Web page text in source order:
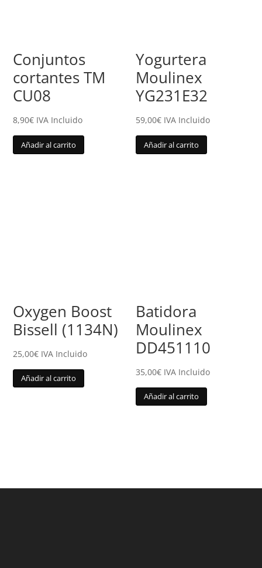
Conjuntos
cortantes TM
CU08
8,90€ IVA Incluido
Añadir al carrito
Yogurtera
Moulinex
YG231E32
59,00€ IVA Incluido
Añadir al carrito
Oxygen Boost
Bissell (1134N)
25,00€ IVA Incluido
Añadir al carrito
Batidora
Moulinex
DD451110
35,00€ IVA Incluido
Añadir al carrito